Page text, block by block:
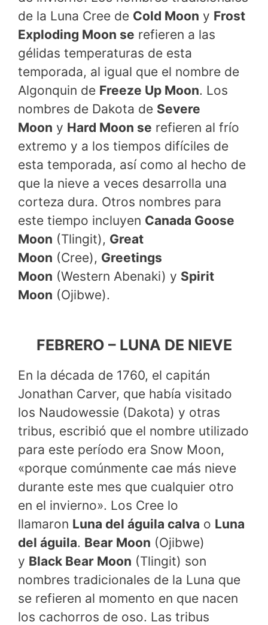
de la Luna Cree de Cold Moon y Frost
Exploding Moon se refieren a las
gélidas temperaturas de esta
temporada, al igual que el nombre de
Algonquin de Freeze Up Moon. Los
nombres de Dakota de Severe
Moon y Hard Moon se refieren al frío
extremo y a los tiempos difíciles de
esta temporada, así como al hecho de
que la nieve a veces desarrolla una
corteza dura. Otros nombres para
este tiempo incluyen Canada Goose
Moon (Tlingit), Great
Moon (Cree), Greetings
Moon (Western Abenaki) y Spirit
Moon (Ojibwe).
FEBRERO – LUNA DE NIEVE
En la década de 1760, el capitán
Jonathan Carver, que había visitado
los Naudowessie (Dakota) y otras
tribus, escribió que el nombre utilizado
para este período era Snow Moon,
«porque comúnmente cae más nieve
durante este mes que cualquier otro
en el invierno». Los Cree lo
llamaron Luna del águila calva o Luna
del águila. Bear Moon (Ojibwe)
y Black Bear Moon (Tlingit) son
nombres tradicionales de la Luna que
se refieren al momento en que nacen
los cachorros de oso. Las tribus